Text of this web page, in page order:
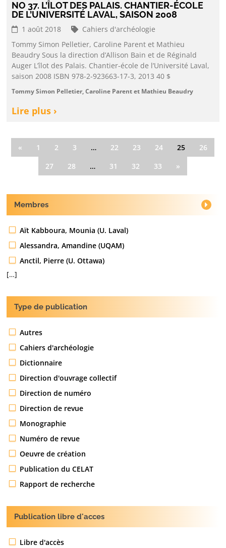
NO 37. L’ÎLOT DES PALAIS. CHANTIER-ÉCOLE
DE L’UNIVERSITÉ LAVAL, SAISON 2008
1 août 2018
Cahiers d'archéologie
Tommy Simon Pelletier, Caroline Parent et Mathieu
Beaudry Sous la direction d’Allison Bain et de Réginald
Auger L’îlot des Palais. Chantier-école de l’Université Laval,
saison 2008 ISBN 978-2-923663-17-3, 2013 40 $
Tommy Simon Pelletier, Caroline Parent et Mathieu Beaudry
Lire plus ›
« 1 2 3 … 22 23 24 25
26
27
28 … 31 32 33 »
Membres
Aït Kabboura, Mounia (U. Laval)
Alessandra, Amandine (UQAM)
Anctil, Pierre (U. Ottawa)
[…]
Type de publication
Autres
Cahiers d'archéologie
Dictionnaire
Direction d'ouvrage collectif
Direction de numéro
Direction de revue
Monographie
Numéro de revue
Oeuvre de création
Publication du CELAT
Rapport de recherche
Publication libre d'acces
Libre d'accès